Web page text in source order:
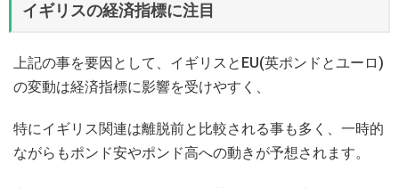
イギリスの経済指標に注目
上記の事を要因として、イギリスとEU(英ポンドとユーロ)
の変動は経済指標に影響を受けやすく、
特にイギリス関連は離脱前と比較される事も多く、一時的
ながらもポンド安やポンド高への動きが予想されます。